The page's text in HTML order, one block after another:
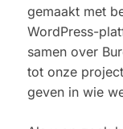
gemaakt met
WordPress-
samen over
tot onze
geven in wie